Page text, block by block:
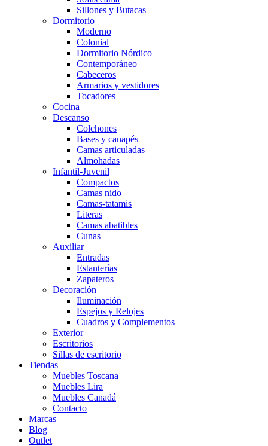
Sillones y Butacas
Dormitorio
Moderno
Colonial
Dormitorio Nórdico
Contemporáneo
Cabeceros
Armarios y vestidores
Tocadores
Cocina
Descanso
Colchones
Bases y canapés
Camas articuladas
Almohadas
Infantil-Juvenil
Compactos
Camas nido
Camas-tatamis
Literas
Camas abatibles
Cunas
Auxiliar
Entradas
Estanterías
Zapateros
Decoración
Iluminación
Espejos y Relojes
Cuadros y Complementos
Exterior
Escritorios
Sillas de escritorio
Tiendas
Muebles Toscana
Muebles Lira
Muebles Canadá
Contacto
Marcas
Blog
Outlet